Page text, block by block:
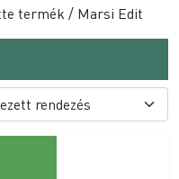
termék / Marsi Edit